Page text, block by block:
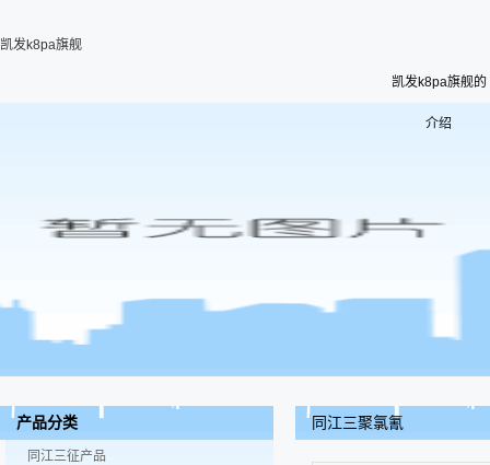
凯发k8pa旗舰
凯发k8pa旗舰的
介绍
产品分类
同江三征产品
同江三聚氯氰